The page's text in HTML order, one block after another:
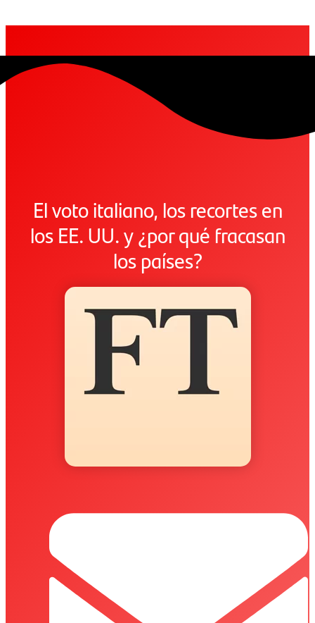
El voto italiano, los recortes en
los EE. UU. y ¿por qué fracasan
los países?